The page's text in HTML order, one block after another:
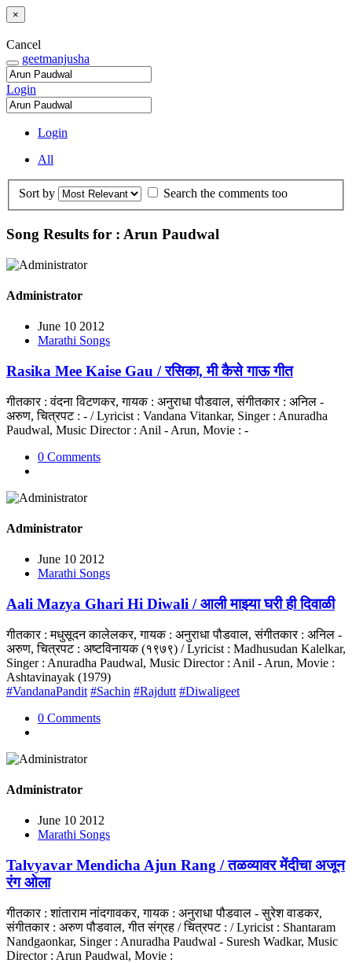
×
Cancel
geetmanjusha
Login
Login
All
Sort by Search the comments too
Song Results for : Arun Paudwal
Administrator
June 10 2012
Marathi Songs
Rasika Mee Kaise Gau / रसिका, मी कैसे गाऊ गीत
गीतकार : वंदना विटणकर, गायक : अनुराधा पौडवाल, संगीतकार : अनिल -
अरुण, चित्रपट : - / Lyricist : Vandana Vitankar, Singer : Anuradha
Paudwal, Music Director : Anil - Arun, Movie : -
0 Comments
Administrator
June 10 2012
Marathi Songs
Aali Mazya Ghari Hi Diwali / आली माझ्या घरी ही दिवाळी
गीतकार : मधुसूदन कालेलकर, गायक : अनुराधा पौडवाल, संगीतकार : अनिल -
अरुण, चित्रपट : अष्टविनायक (१९७९) / Lyricist : Madhusudan Kalelkar,
Singer : Anuradha Paudwal, Music Director : Anil - Arun, Movie :
Ashtavinayak (1979)
#VandanaPandit #Sachin #Rajdutt #Diwaligeet
0 Comments
Administrator
June 10 2012
Marathi Songs
Talvyavar Mendicha Ajun Rang / तळव्यावर मेंदीचा अजून
रंग ओला
गीतकार : शांताराम नांदगावकर, गायक : अनुराधा पौडवाल - सुरेश वाडकर,
संगीतकार : अरुण पौडवाल, गीत संग्रह / चित्रपट : / Lyricist : Shantaram
Nandgaonkar, Singer : Anuradha Paudwal - Suresh Wadkar, Music
Director : Arun Paudwal, Movie :